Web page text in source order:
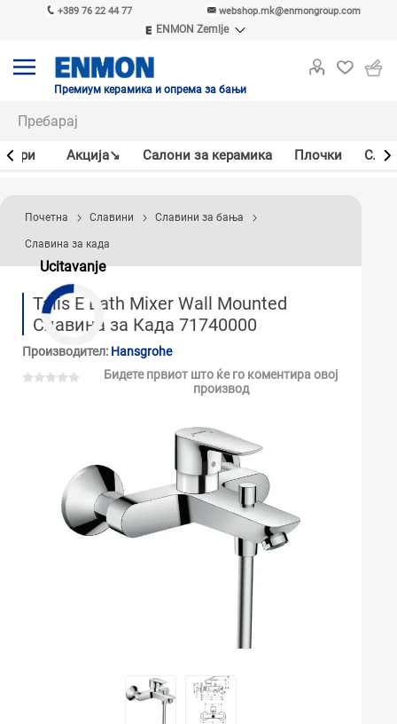
+389 76 22 44 77 webshop.mk@enmongroup.com
ENMON Zemlje
ENMON MKD
Премиум керамика и опрема за бањи
Акцијa↘ Салони за керамика Плочки
Ucitavanje
Почетна Славини Славини за бања
Славина за када
Talis E Bath Mixer Wall Mounted
Славина за Када 71740000
Производител: Hansgrohe
Бидете првиот што ќе го коментира овој
производ